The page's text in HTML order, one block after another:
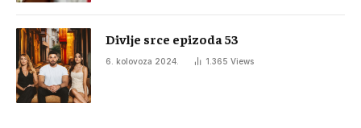
Divlje srce epizoda 53
6. kolovoza 2024. 1.365 Views